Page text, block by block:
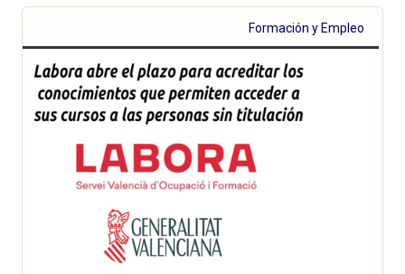
Formación y Empleo